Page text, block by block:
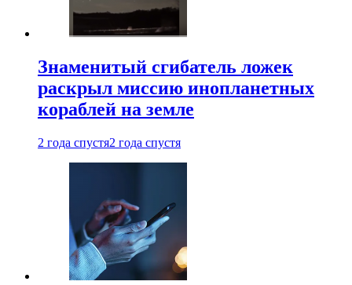
Знаменитый сгибатель ложек
раскрыл миссию инопланетных
кораблей на земле
2 года спустя2 года спустя